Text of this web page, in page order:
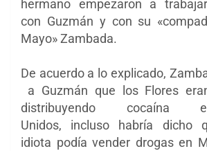
hermano empezaron a
con Guzmán y con su
Mayo» Zambada.
De acuerdo a lo explicado,
a Guzmán que los Flores
distribuyendo cocaína
Unidos, incluso habría dicho
idiota podía vender drogas en